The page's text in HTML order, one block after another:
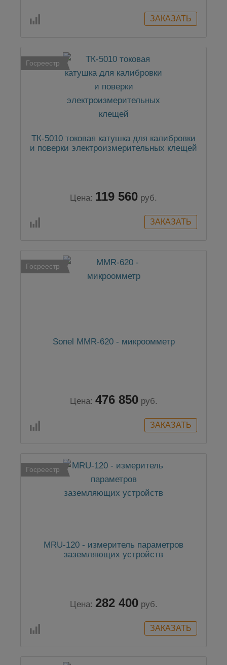
Госреестр
ТК-5010 токовая катушка для калибровки
и поверки электроизмерительных клещей
Цена: 119 560 руб.
Госреестр
Sonel MMR-620 - микроомметр
Цена: 476 850 руб.
Госреестр
MRU-120 - измеритель параметров
заземляющих устройств
Цена: 282 400 руб.